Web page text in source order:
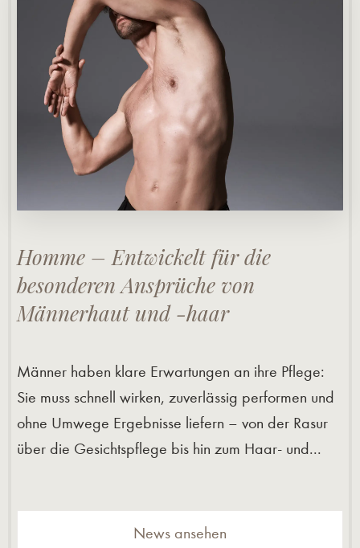
Homme – Entwickelt für die
besonderen Ansprüche von
Männerhaut und -haar
Männer haben klare Erwartungen an ihre Pflege:
Sie muss schnell wirken, zuverlässig performen und
ohne Umwege Ergebnisse liefern – von der Rasur
über die Gesichtspflege bis hin zum Haar- und...
News ansehen